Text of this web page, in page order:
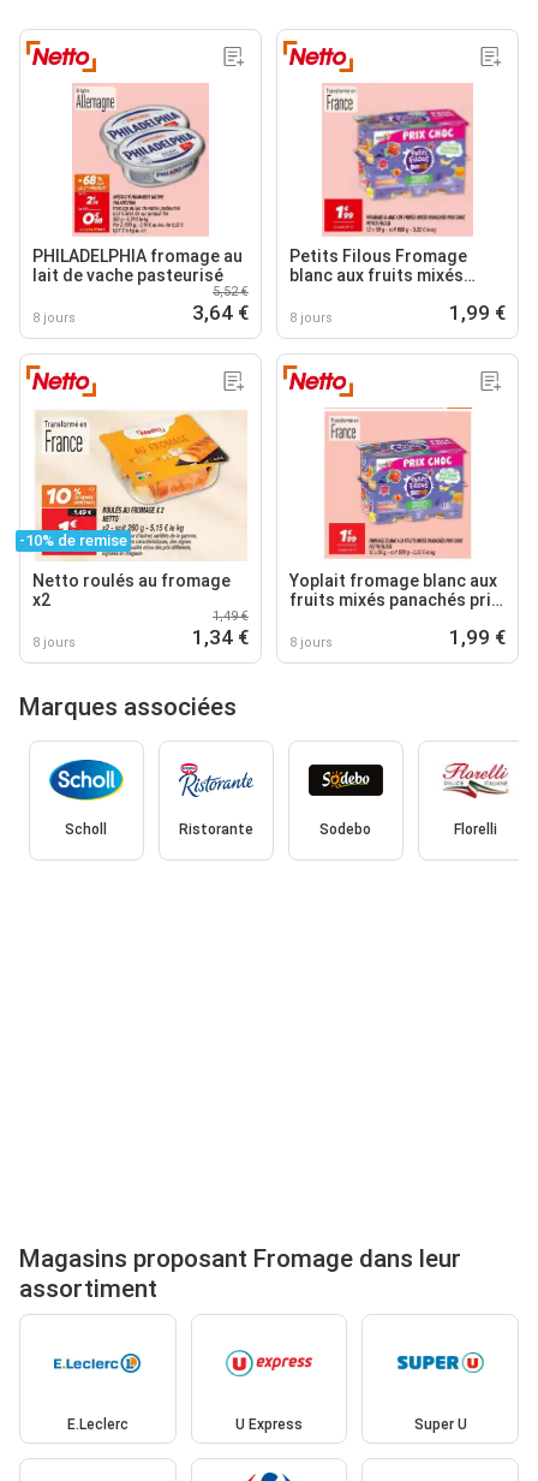
PHILADELPHIA fromage au
lait de vache pasteurisé
8 jours
5,52 €
3,64 €
Petits Filous Fromage
blanc aux fruits mixés
8 jours 1,99 €
-10% de remise
Netto roulés au fromage
x2
8 jours
1,49 €
1,34 €
Yoplait fromage blanc aux
fruits mixés panachés prix
8 jours 1,99 €
Marques associées
Scholl Ristorante Sodebo Florelli
Magasins proposant Fromage dans leur
assortiment
E.Leclerc U Express Super U